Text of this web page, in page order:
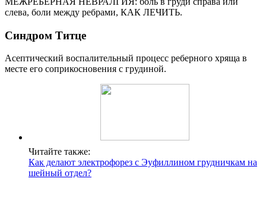
слева, боли между ребрами, КАК ЛЕЧИТЬ.
Синдром Титце
Асептический воспалительный процесс реберного хряща в
месте его соприкосновения с грудиной.
Читайте также:
Как делают электрофорез с Эуфиллином грудничкам на
шейный отдел?